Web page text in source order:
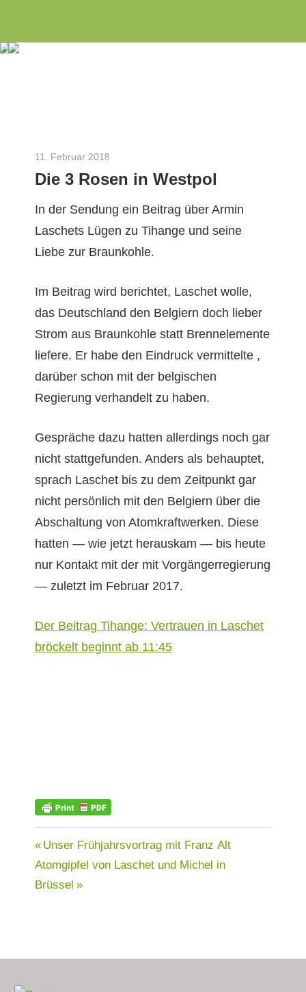
springen
als
Aachener
11. Februar 2018
Die 3 Rosen in Westpol
In der Sendung ein Beitrag über Armin
Laschets Lügen zu Tihange und seine
Liebe zur Braunkohle.
Im Beitrag wird berichtet, Laschet wolle,
das Deutsch­land den Bel­giern doch lieber
Strom aus Braunkohle statt Bren­nele­mente
lief­ere. Er habe den Ein­druck ver­mit­telte ,
darüber schon mit der bel­gis­chen
Regierung ver­han­delt zu haben.
Gespräche dazu hat­ten allerd­ings noch gar
nicht stattge­fun­den. Anders als behauptet,
sprach Laschet bis zu dem Zeit­punkt gar
nicht per­sön­lich mit den Bel­giern über die
Abschal­tung von Atom­kraftwerken. Diese
hat­ten — wie jet­zt her­auskam — bis heute
nur Kon­takt mit der mit Vorgänger­regierung
— zulet­zt im Feb­ru­ar 2017.
Der Beitrag Tihange: Ver­trauen in Laschet
bröck­elt begin­nt ab 11:45
ATOMKRAFT
KOHLE
Beitragsnavigation
Vorheriger
Beitrag:
Unser Frühjahrsvortrag mit Franz Alt
Nächster
Beitrag:
Atomgipfel von Laschet und Michel in
Brüssel